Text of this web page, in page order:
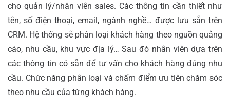
cho quản lý/nhân viên sales. Các thông tin cần thiết như
tên, số điện thoại, email, ngành nghề… được lưu sẵn trên
CRM. Hệ thống sẽ phân loại khách hàng theo nguồn quảng
cáo, nhu cầu, khu vực địa lý… Sau đó nhân viên dựa trên
các thông tin có sẵn để tư vấn cho khách hàng đúng nhu
cầu. Chức năng phân loại và chấm điểm ưu tiên chăm sóc
theo nhu cầu của từng khách hàng.